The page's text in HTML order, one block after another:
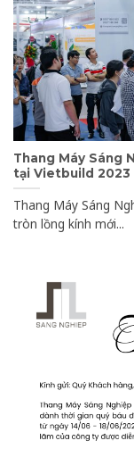
Thang Máy Sáng
tại Vietbuild 2023
Thang Máy Sáng
tròn lồng kính mới...